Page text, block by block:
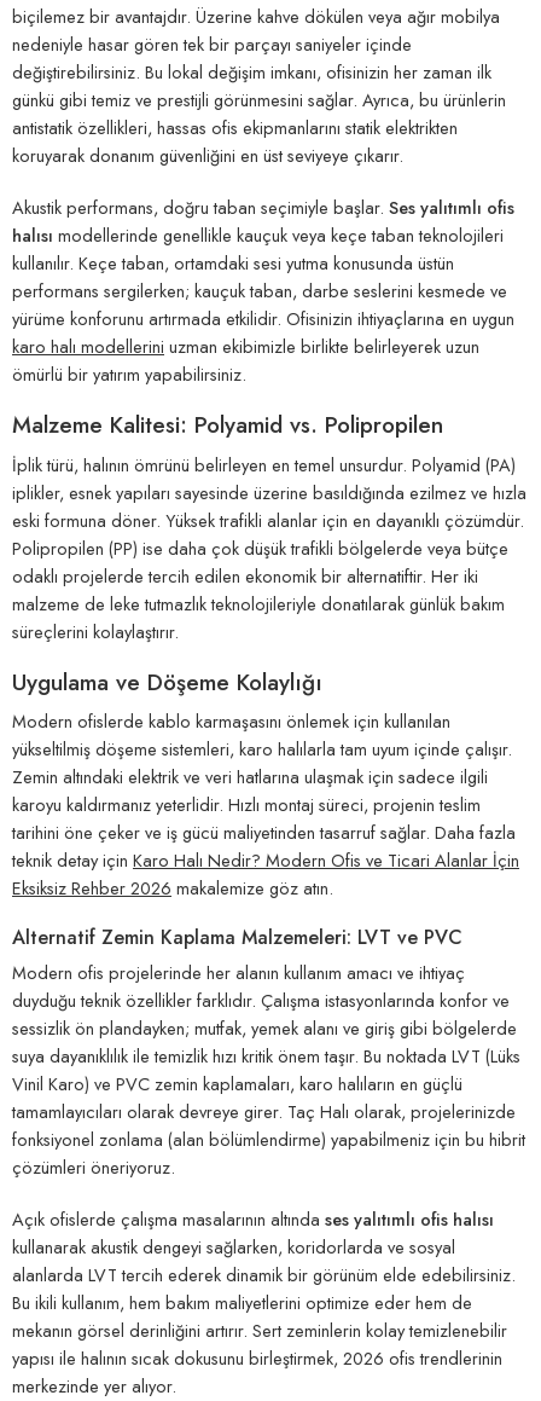
biçilemez bir avantajdır. Üzerine kahve dökülen veya ağır mobilya
nedeniyle hasar gören tek bir parçayı saniyeler içinde
değiştirebilirsiniz. Bu lokal değişim imkanı, ofisinizin her zaman ilk
günkü gibi temiz ve prestijli görünmesini sağlar. Ayrıca, bu ürünlerin
antistatik özellikleri, hassas ofis ekipmanlarını statik elektrikten
koruyarak donanım güvenliğini en üst seviyeye çıkarır.
Akustik performans, doğru taban seçimiyle başlar. Ses yalıtımlı ofis
halısı modellerinde genellikle kauçuk veya keçe taban teknolojileri
kullanılır. Keçe taban, ortamdaki sesi yutma konusunda üstün
performans sergilerken; kauçuk taban, darbe seslerini kesmede ve
yürüme konforunu artırmada etkilidir. Ofisinizin ihtiyaçlarına en uygun
karo halı modellerini uzman ekibimizle birlikte belirleyerek uzun
ömürlü bir yatırım yapabilirsiniz.
Malzeme Kalitesi: Polyamid vs. Polipropilen
İplik türü, halının ömrünü belirleyen en temel unsurdur. Polyamid (PA)
iplikler, esnek yapıları sayesinde üzerine basıldığında ezilmez ve hızla
eski formuna döner. Yüksek trafikli alanlar için en dayanıklı çözümdür.
Polipropilen (PP) ise daha çok düşük trafikli bölgelerde veya bütçe
odaklı projelerde tercih edilen ekonomik bir alternatiftir. Her iki
malzeme de leke tutmazlık teknolojileriyle donatılarak günlük bakım
süreçlerini kolaylaştırır.
Uygulama ve Döşeme Kolaylığı
Modern ofislerde kablo karmaşasını önlemek için kullanılan
yükseltilmiş döşeme sistemleri, karo halılarla tam uyum içinde çalışır.
Zemin altındaki elektrik ve veri hatlarına ulaşmak için sadece ilgili
karoyu kaldırmanız yeterlidir. Hızlı montaj süreci, projenin teslim
tarihini öne çeker ve iş gücü maliyetinden tasarruf sağlar. Daha fazla
teknik detay için Karo Halı Nedir? Modern Ofis ve Ticari Alanlar İçin
Eksiksiz Rehber 2026 makalemize göz atın.
Alternatif Zemin Kaplama Malzemeleri: LVT ve PVC
Modern ofis projelerinde her alanın kullanım amacı ve ihtiyaç
duyduğu teknik özellikler farklıdır. Çalışma istasyonlarında konfor ve
sessizlik ön plandayken; mutfak, yemek alanı ve giriş gibi bölgelerde
suya dayanıklılık ile temizlik hızı kritik önem taşır. Bu noktada LVT (Lüks
Vinil Karo) ve PVC zemin kaplamaları, karo halıların en güçlü
tamamlayıcıları olarak devreye girer. Taç Halı olarak, projelerinizde
fonksiyonel zonlama (alan bölümlendirme) yapabilmeniz için bu hibrit
çözümleri öneriyoruz.
Açık ofislerde çalışma masalarının altında ses yalıtımlı ofis halısı
kullanarak akustik dengeyi sağlarken, koridorlarda ve sosyal
alanlarda LVT tercih ederek dinamik bir görünüm elde edebilirsiniz.
Bu ikili kullanım, hem bakım maliyetlerini optimize eder hem de
mekanın görsel derinliğini artırır. Sert zeminlerin kolay temizlenebilir
yapısı ile halının sıcak dokusunu birleştirmek, 2026 ofis trendlerinin
merkezinde yer alıyor.